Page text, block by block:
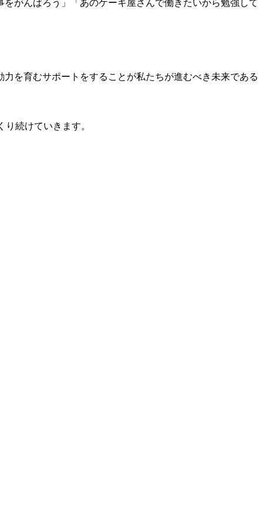
がんばろう」「あのケーキ屋さんで働きたいから勉強して
を育むサポートをすることが私たちが進むべき未来である
続けていきます。